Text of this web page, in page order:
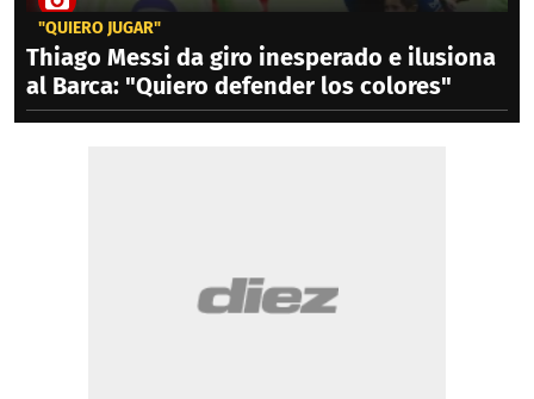
"QUIERO JUGAR"
Thiago Messi da giro inesperado e ilusiona
al Barca: "Quiero defender los colores"